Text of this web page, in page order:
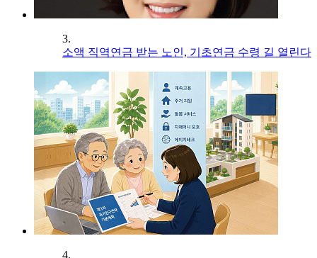
3.
소액 직역연금 받는 노인, 기초연금 수령 길 열린다
4.